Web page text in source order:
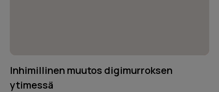
Inhimillinen muutos digimurroksen
ytimessä